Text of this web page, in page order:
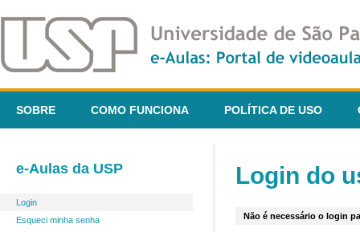
SOBRE COMO FUNCIONA POLÍTICA DE USO
e-Aulas da USP
Login
Esqueci minha senha
Login do
Não é necessário o login